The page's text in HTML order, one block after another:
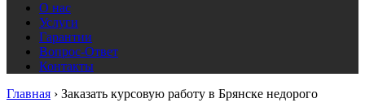
О нас
Услуги
Гарантии
Вопрос-Ответ
Контакты
Главная › Заказать курсовую работу в Брянске недорого